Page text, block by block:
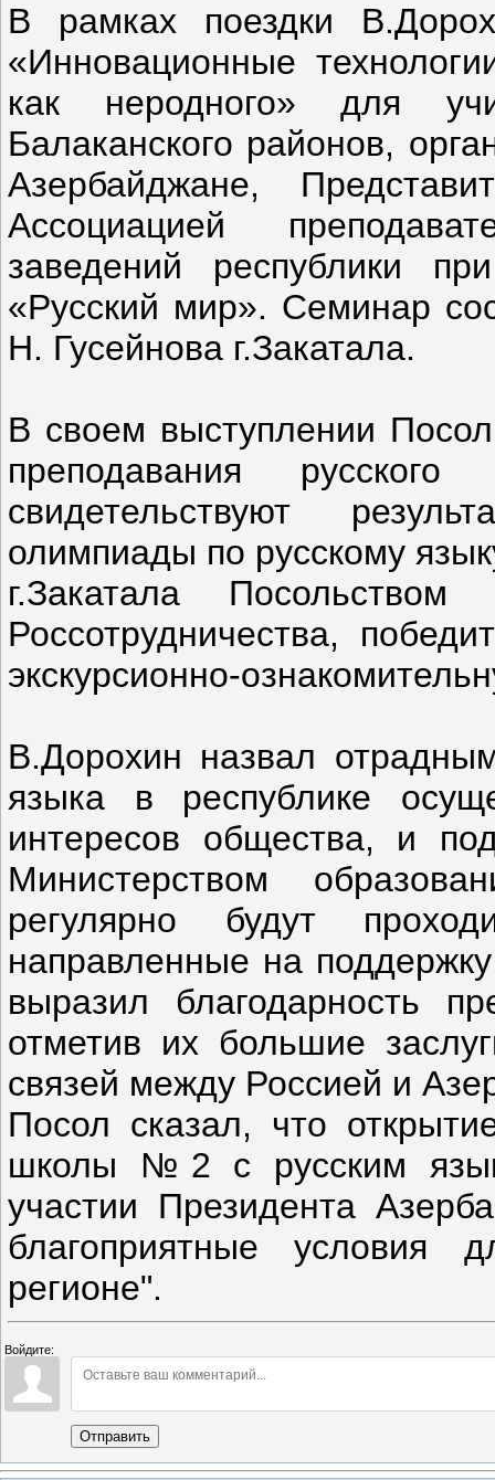
В рамках поездки
«Инновационные
как неродного» для
Балаканского районов,
Азербайджане,
Ассоциацией
заведений республики
«Русский мир». Семинар
Н. Гусейнова г.Закатала.
В своем выступлении
преподавания
свидетельствуют
олимпиады по русскому
г.Закатала
Россотрудничества,
экскурсионно-
В.Дорохин назвал
языка в республике
интересов общества, и
Министерством
регулярно будут
направленные на
выразил благодарность
отметив их большие
связей между Россией и
Посол сказал, что
школы №2 с русским
участии Президента
благоприятные условия
регионе".
Войдите:
Отправить